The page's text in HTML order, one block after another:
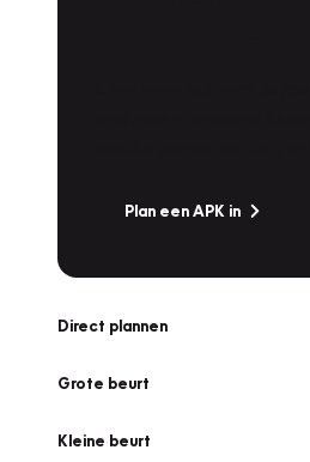
Plan een APK in
Direct plannen
Grote beurt
Kleine beurt